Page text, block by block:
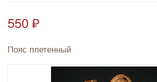
550 ₽
Пояс плетенный